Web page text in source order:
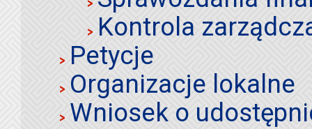
Kontrola
Petycje
Organizacje lokalne
Wniosek o